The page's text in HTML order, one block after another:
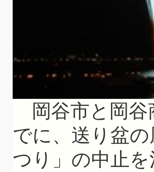
岡谷市と岡谷
でに、送り盆
つり」の中止